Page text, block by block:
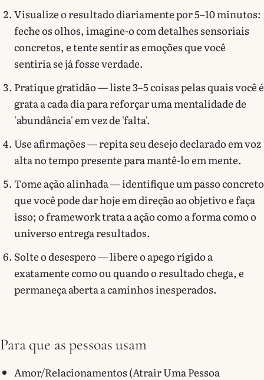
Visualize o resultado diariamente por 5–10 minutos:
feche os olhos, imagine-o com detalhes sensoriais
concretos, e tente sentir as emoções que você
sentiria se já fosse verdade.
Pratique gratidão — liste 3–5 coisas pelas quais você é
grata a cada dia para reforçar uma mentalidade de
'abundância' em vez de 'falta'.
Use afirmações — repita seu desejo declarado em voz
alta no tempo presente para mantê-lo em mente.
Tome ação alinhada — identifique um passo concreto
que você pode dar hoje em direção ao objetivo e faça
isso; o framework trata a ação como a forma como o
universo entrega resultados.
Solte o desespero — libere o apego rígido a
exatamente como ou quando o resultado chega, e
permaneça aberta a caminhos inesperados.
Para que as pessoas usam
Amor/relacionamentos (atrair Uma Pessoa